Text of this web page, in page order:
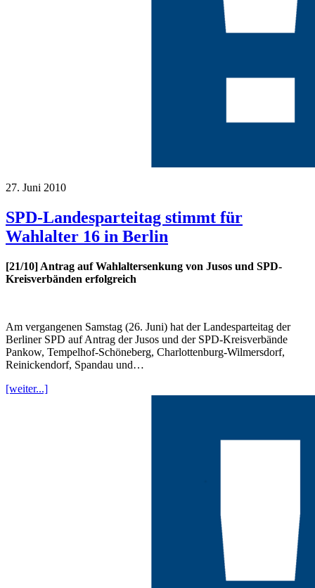
27. Juni 2010
SPD-Landesparteitag stimmt für
Wahlalter 16 in Berlin
[21/10] Antrag auf Wahlaltersenkung von Jusos und SPD-
Kreisverbänden erfolgreich
Am vergangenen Samstag (26. Juni) hat der Landesparteitag der
Berliner SPD auf Antrag der Jusos und der SPD-Kreisverbände
Pankow, Tempelhof-Schöneberg, Charlottenburg-Wilmersdorf,
Reinickendorf, Spandau und…
[weiter...]